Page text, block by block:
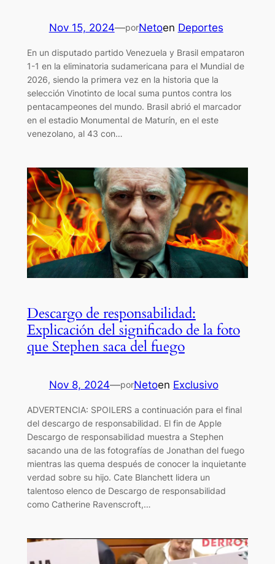
Nov 15, 2024—porNetoen Deportes
En un disputado partido Venezuela y Brasil empataron
1-1 en la eliminatoria sudamericana para el Mundial de
2026, siendo la primera vez en la historia que la
selección Vinotinto de local suma puntos contra los
pentacampeones del mundo. Brasil abrió el marcador
en el estadio Monumental de Maturín, en el este
venezolano, al 43 con…
Descargo de responsabilidad:
Explicación del significado de la foto
que Stephen saca del fuego
Nov 8, 2024—porNetoen Exclusivo
ADVERTENCIA: SPOILERS a continuación para el final
del descargo de responsabilidad. El fin de Apple
Descargo de responsabilidad muestra a Stephen
sacando una de las fotografías de Jonathan del fuego
mientras las quema después de conocer la inquietante
verdad sobre su hijo. Cate Blanchett lidera un
talentoso elenco de Descargo de responsabilidad
como Catherine Ravenscroft,…